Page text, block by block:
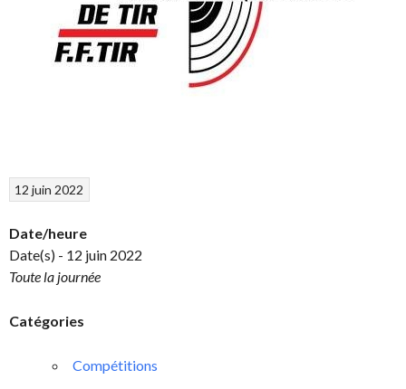
12 juin 2022
Date/heure
Date(s) - 12 juin 2022
Toute la journée
Catégories
Compétitions